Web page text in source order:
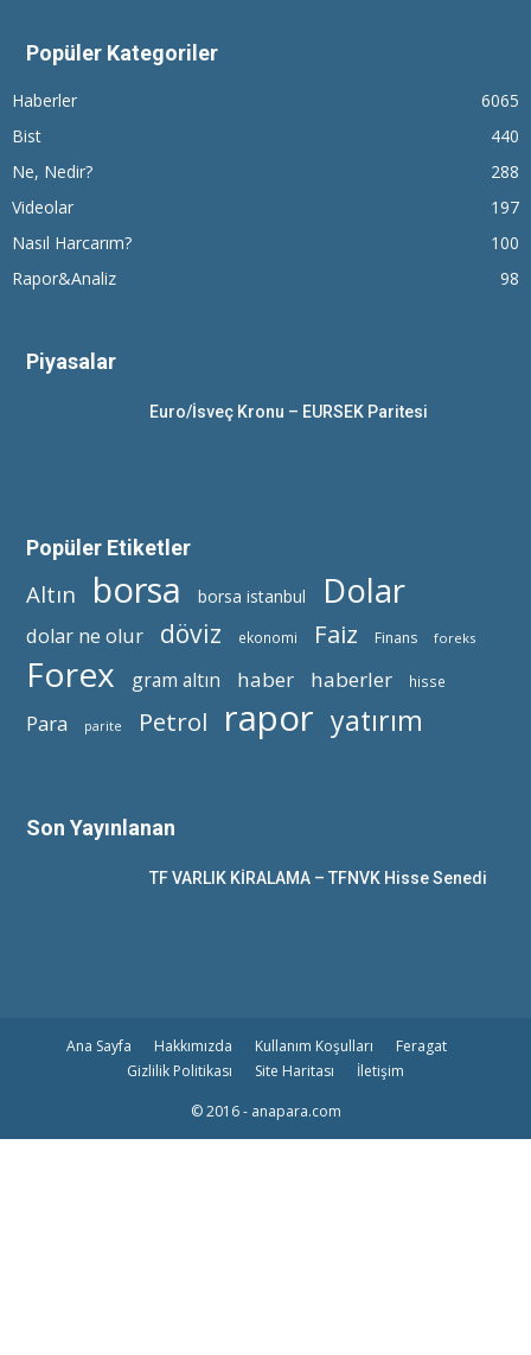
Popüler Kategoriler
Haberler
6065
Bist
440
Ne, Nedir?
288
Videolar
197
Nasıl Harcarım?
100
Rapor&Analiz
98
Piyasalar
Euro/İsveç Kronu – EURSEK Paritesi
Popüler Etiketler
Altın borsa borsa istanbul Dolar
dolar ne olur döviz ekonomi Faiz Finans foreks
Forex gram altın haber haberler hisse
Para parite Petrol rapor yatırım
Son Yayınlanan
TF VARLIK KİRALAMA – TFNVK Hisse Senedi
Ana Sayfa Hakkımızda Kullanım Koşulları
Feragat
Gizlilik Politikası
Site Haritası
İletişim
© 2016 - anapara.com